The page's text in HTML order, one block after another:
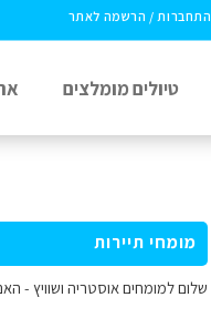
התחברות / הרשמה לאתר
טיולים מומלצים
מומחי תיירות
שלום למומחים אוסטריה ושוויץ - האם